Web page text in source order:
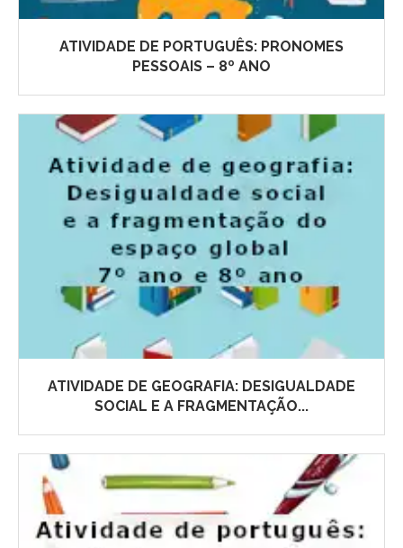
ATIVIDADE DE PORTUGUÊS: PRONOMES
PESSOAIS – 8º ANO
ATIVIDADE DE GEOGRAFIA: DESIGUALDADE
SOCIAL E A FRAGMENTAÇÃO...